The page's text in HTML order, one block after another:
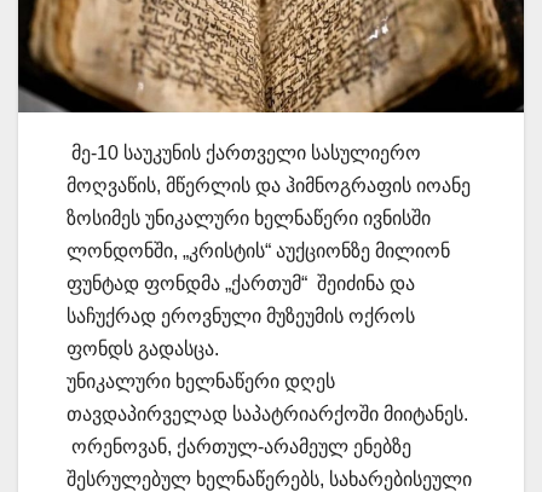
მე-10 საუკუნის ქართველი სასულიერო
მოღვაწის, მწერლის და ჰიმნოგრაფის იოანე
ზოსიმეს უნიკალური ხელნაწერი ივნისში
ლონდონში, „კრისტის“ აუქციონზე მილიონ
ფუნტად ფონდმა „ქართუმ“ შეიძინა და
საჩუქრად ეროვნული მუზეუმის ოქროს
ფონდს გადასცა.
უნიკალური ხელნაწერი დღეს
თავდაპირველად საპატრიარქოში მიიტანეს.
ორენოვან, ქართულ-არამეულ ენებზე
შესრულებულ ხელნაწერებს, სახარებისეული